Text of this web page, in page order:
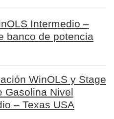
Intermedio –
banco de potencia
WinOLS y Stage
Gasolina Nivel
– Texas USA